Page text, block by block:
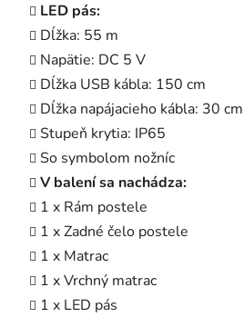
LED pás:
Dĺžka: 55 m
Napätie: DC 5 V
Dĺžka USB kábla: 150 cm
Dĺžka napájacieho kábla: 30 cm
Stupeň krytia: IP65
So symbolom nožníc
V balení sa nachádza:
1 x Rám postele
1 x Zadné čelo postele
1 x Matrac
1 x Vrchný matrac
1 x LED pás